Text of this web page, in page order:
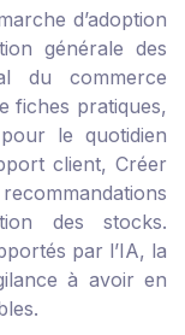
d’adoption
générale des
du commerce
fiches pratiques,
le quotidien
client, Créer
des stocks.
par l’IA, la
à avoir en